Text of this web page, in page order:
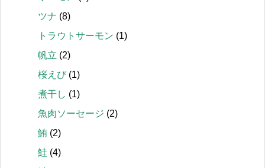
ツナ (8)
トラウトサーモン (1)
帆立 (2)
桜えび(1)
煮干し (1)
魚肉ソーセージ (2)
鮪 (2)
鮭 (4)